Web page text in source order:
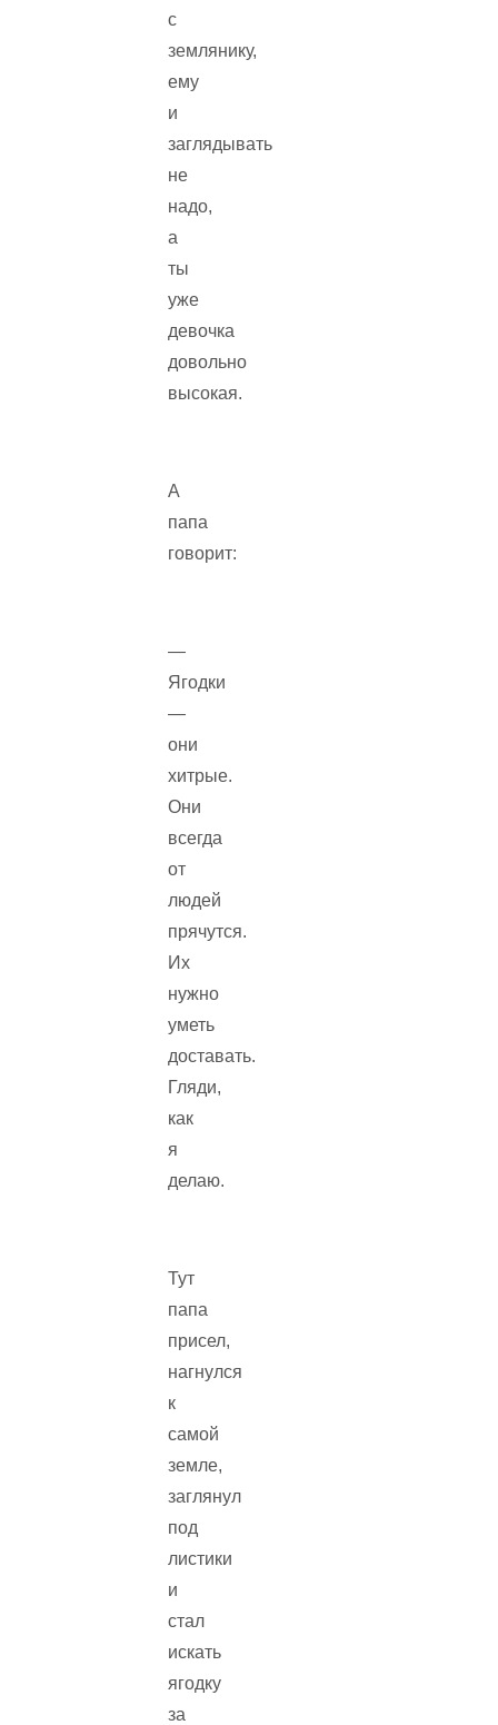
с
землянику,
ему
и
заглядывать
не
надо,
а
ты
уже
девочка
довольно
высокая.
А
папа
говорит:
—
Ягодки
—
они
хитрые.
Они
всегда
от
людей
прячутся.
Их
нужно
уметь
доставать.
Гляди,
как
я
делаю.
Тут
папа
присел,
нагнулся
к
самой
земле,
заглянул
под
листики
и
стал
искать
ягодку
за